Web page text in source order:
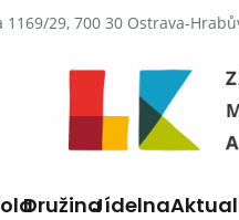
1169/29, 700 30 Ostrava-
DružinaJídelna